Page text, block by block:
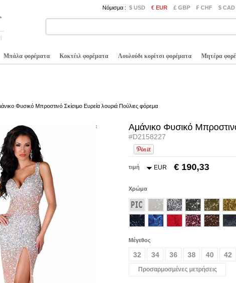
Νόμισμα : $ USD € EUR £ GBP ₣ CHF $ CAD
Μπάλα φορέματα Κοκτέιλ φορέματα Λουλούδι κορίτσι φορέματα Μητέρα
Φυσικό Μπροστινό Σκίσιμο Ευρεία λουριά Πούλιες φόρεμα
Αμάνικο Φυσικό
#D2158227
τιμή EUR € 190,33
Χρώμα
Μέγεθος
32 34 36 38 40 42
Προσαρμοσμένες μετρήσεις